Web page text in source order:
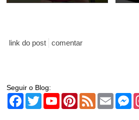
link do post comentar
Seguir o Blog:
Facebook
TwitterYouTubePinterest
Feed Email